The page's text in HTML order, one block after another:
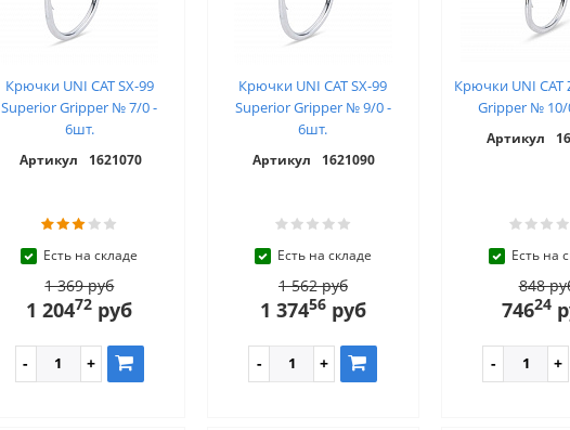
Крючки UNI CAT SX-99
Superior Gripper № 7/0 -
6шт.
Артикул 1621070
Есть на складе
1 369 руб
1 20472 руб
Крючки UNI CAT SX-99
Superior Gripper № 9/0 -
6шт.
Артикул 1621090
Есть на складе
1 562 руб
1 37456руб
Крючки UNI CAT
Gripper № 10/
Артикул
Есть на
848
74624